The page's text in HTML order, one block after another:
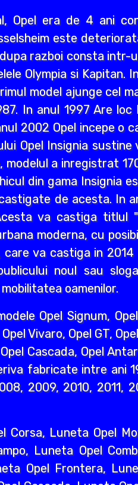
Opel era de 4 ani
este
razboi consta
Olympia si Kapitan.
model ajunge cel
In anul 1997 Are
2002 Opel incepe o
Opel Insignia sustine
modelul a inregistrat
din gama Insignia
de acesta. In
va castiga titlul
moderna, cu
va castiga in
noul sau
oamenilor.
Opel Signum,
Vivaro, Opel GT,
Cascada, Opel
fabricate intre ani
2009, 2010, 2011,
Luneta Opel
Luneta Opel
Opel Frontera,